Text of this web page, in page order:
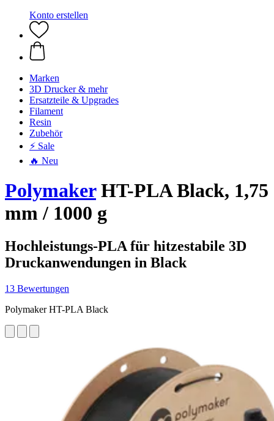
Konto erstellen
Marken
3D Drucker & mehr
Ersatzteile & Upgrades
Filament
Resin
Zubehör
⚡ Sale
🔥 Neu
PolymakerHT-PLA Black, 1,75
mm / 1000 g
Hochleistungs-PLA für hitzestabile 3D
Druckanwendungen in Black
13 Bewertungen
Polymaker HT-PLA Black